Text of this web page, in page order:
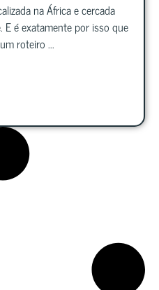
na África e cercada
é exatamente por isso que
roteiro ...